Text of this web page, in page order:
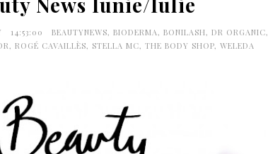
14:53:00 BEAUTYNEWS, BIODERMA, BONILASH, DR ORGANIC,
, ROGÉ CAVAILLÈS, STELLA MC, THE BODY SHOP, WELEDA